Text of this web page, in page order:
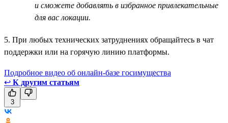
и сможете добавлять в избранное привлекательные
для вас локации.
5. При любых технических затруднениях обращайтесь в чат
поддержки или на горячую линию платформы.
Подробное видео об онлайн-базе госимущества
↩ К другим статьям
3